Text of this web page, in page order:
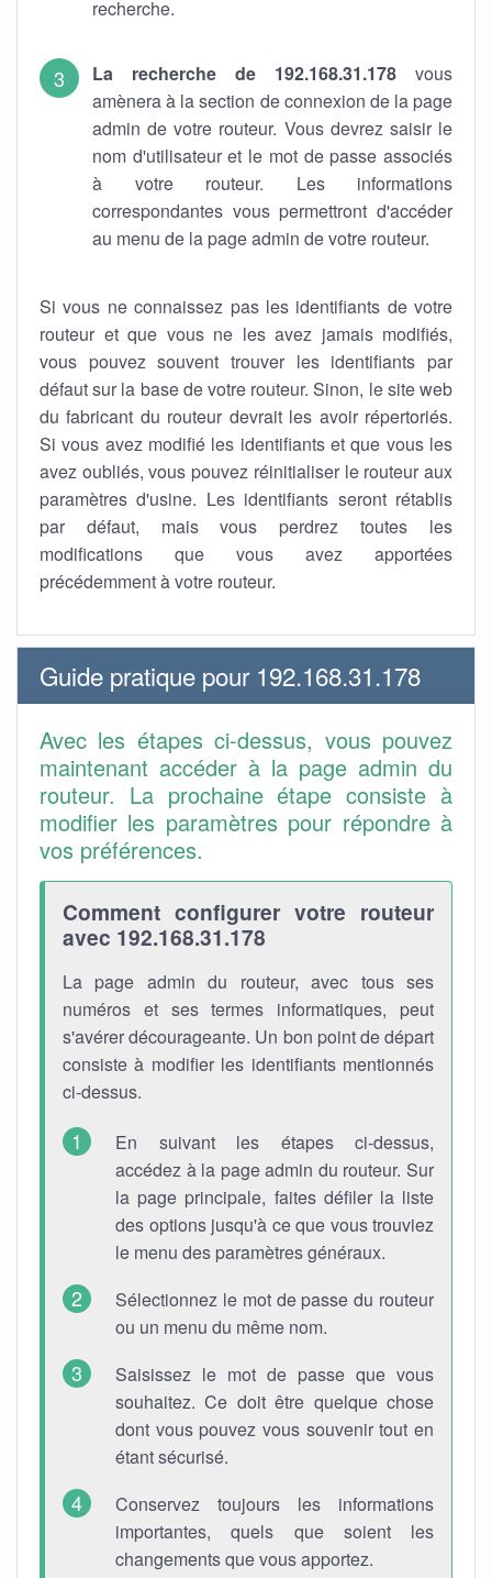
recherche.
La recherche de 192.168.31.178 vous
amènera à la section de connexion de la page
admin de votre routeur. Vous devrez saisir le
nom d'utilisateur et le mot de passe associés
à votre routeur. Les informations
correspondantes vous permettront d'accéder
au menu de la page admin de votre routeur.
Si vous ne connaissez pas les identifiants de votre
routeur et que vous ne les avez jamais modifiés,
vous pouvez souvent trouver les identifiants par
défaut sur la base de votre routeur. Sinon, le site web
du fabricant du routeur devrait les avoir répertoriés.
Si vous avez modifié les identifiants et que vous les
avez oubliés, vous pouvez réinitialiser le routeur aux
paramètres d'usine. Les identifiants seront rétablis
par défaut, mais vous perdrez toutes les
modifications que vous avez apportées
précédemment à votre routeur.
Guide pratique pour 192.168.31.178
Avec les étapes ci-dessus, vous pouvez
maintenant accéder à la page admin du
routeur. La prochaine étape consiste à
modifier les paramètres pour répondre à
vos préférences.
Comment configurer votre routeur
avec 192.168.31.178
La page admin du routeur, avec tous ses
numéros et ses termes informatiques, peut
s'avérer décourageante. Un bon point de départ
consiste à modifier les identifiants mentionnés
ci-dessus.
En suivant les étapes ci-dessus,
accédez à la page admin du routeur. Sur
la page principale, faites défiler la liste
des options jusqu'à ce que vous trouviez
le menu des paramètres généraux.
Sélectionnez le mot de passe du routeur
ou un menu du même nom.
Saisissez le mot de passe que vous
souhaitez. Ce doit être quelque chose
dont vous pouvez vous souvenir tout en
étant sécurisé.
Conservez toujours les informations
importantes, quels que soient les
changements que vous apportez.